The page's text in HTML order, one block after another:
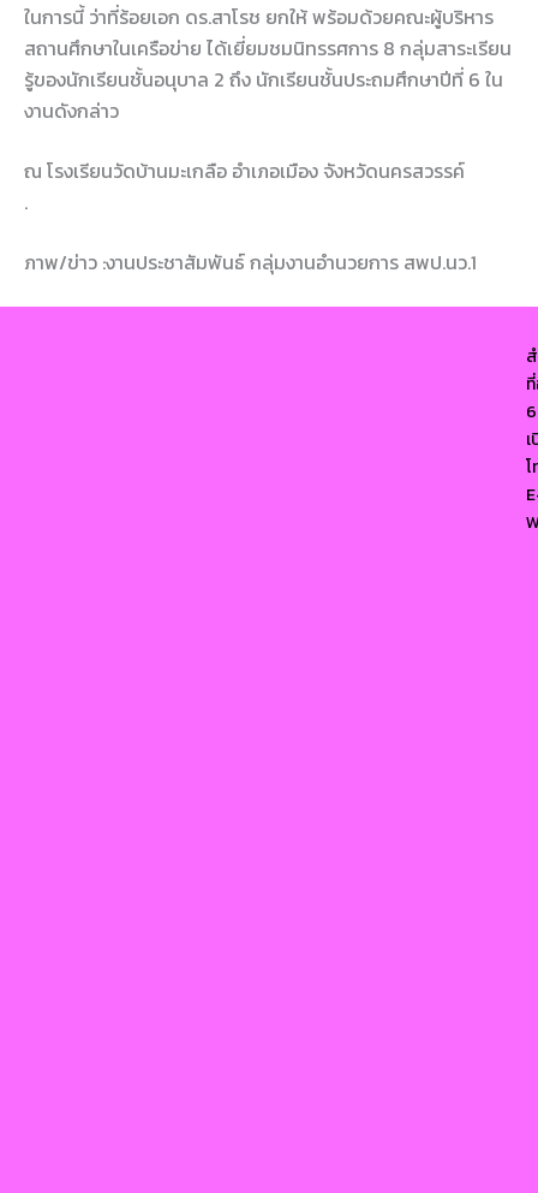
ในการนี้ ว่าที่ร้อยเอก ดร.สาโรช ยกให้ พร้อมด้วยคณะผู้บริหาร
สถานศึกษาในเครือข่าย ได้เยี่ยมชมนิทรรศการ 8 กลุ่มสาระเรียน
รู้ของนักเรียนชั้นอนุบาล 2 ถึง นักเรียนชั้นประถมศึกษาปีที่ 6 ใน
งานดังกล่าว
ณ โรงเรียนวัดบ้านมะเกลือ อำเภอเมือง จังหวัดนครสวรรค์
.
ภาพ/ข่าว :งานประชาสัมพันธ์ กลุ่มงานอำนวยการ สพป.นว.1